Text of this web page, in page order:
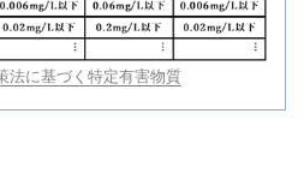
法に基づく特定有害物質